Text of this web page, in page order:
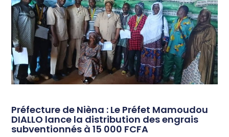
Préfecture de Nièna : Le Préfet Mamoudou
DIALLO lance la distribution des engrais
subventionnés à 15 000 FCFA